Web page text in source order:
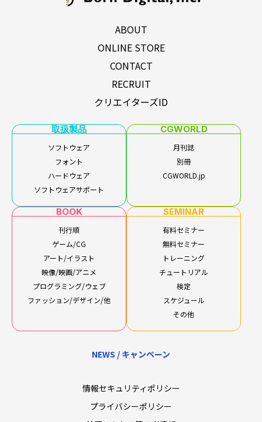
ABOUT
ONLINE STORE
CONTACT
RECRUIT
クリエイターズID
取扱製品
ソフトウェア
フォント
ハードウェア
ソフトウェアサポート
CGWORLD
月刊誌
別冊
CGWORLD.jp
BOOK
刊行順
ゲーム/CG
アート/イラスト
映像/映画/アニメ
プログラミング/ウェブ
ファッション/デザイン/他
SEMINAR
有料セミナー
無料セミナー
トレーニング
チュートリアル
検定
スケジュール
その他
NEWS / キャンペーン
情報セキュリティポリシー
プライバシーポリシー